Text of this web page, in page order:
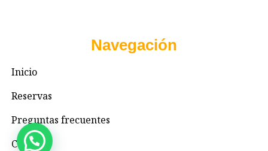
Navegación
Inicio
Reservas
Preguntas frecuentes
Contacto